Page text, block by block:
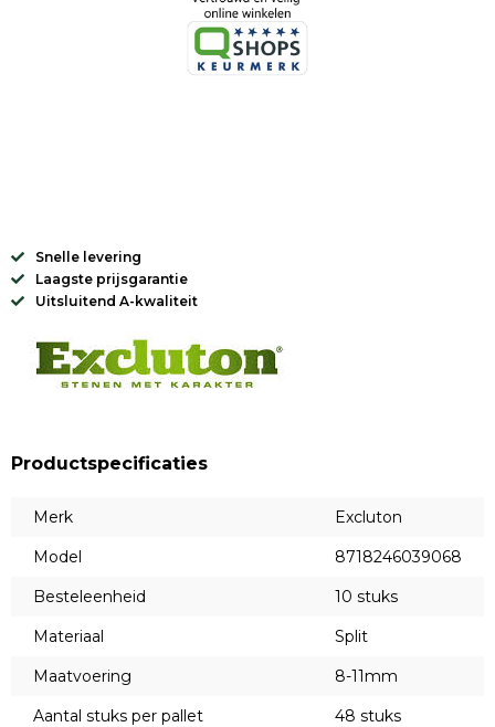
Snelle levering
Laagste prijsgarantie
Uitsluitend A-kwaliteit
Productspecificaties
Merk
Excluton
Model
8718246039068
Besteleenheid
10 stuks
Materiaal
Split
Maatvoering
8-11mm
Aantal stuks per pallet
48 stuks